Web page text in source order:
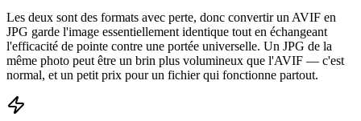
Les deux sont des formats avec perte, donc convertir un AVIF en
JPG garde l'image essentiellement identique tout en échangeant
l'efficacité de pointe contre une portée universelle. Un JPG de la
même photo peut être un brin plus volumineux que l'AVIF — c'est
normal, et un petit prix pour un fichier qui fonctionne partout.